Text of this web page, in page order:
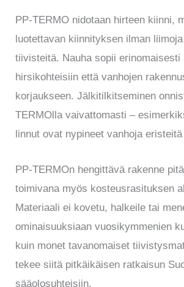
PP-TERMO nidotaan hirteen kiinni,
luotettavan kiinnityksen ilman
tiivisteitä. Nauha sopii erinomaisesti
hirsikohteisiin että vanhojen
korjaukseen. Jälkitilkitseminen
TERMOlla vaivattomasti –
linnut ovat nypineet vanhoja
PP-TERMOn hengittävä rakenne
toimivana myös kosteusrasituksen
Materiaali ei kovetu, halkeile tai
ominaisuuksiaan vuosikymmenien
kuin monet tavanomaiset
tekee siitä pitkäikäisen ratkaisun
sääolosuhteisiin.